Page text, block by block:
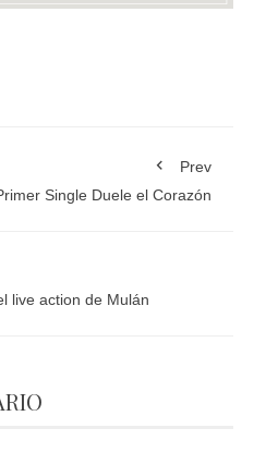
Prev
Single Duele el Corazón
live action de Mulán